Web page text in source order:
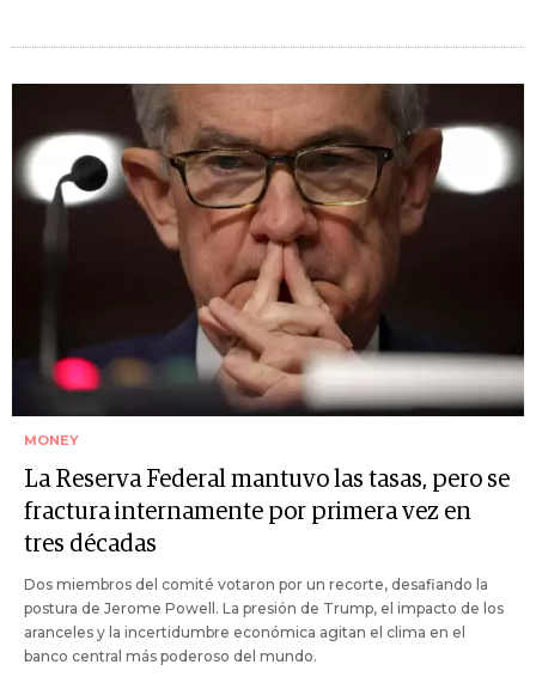
MONEY
La Reserva Federal mantuvo las tasas, pero se
fractura internamente por primera vez en
tres décadas
Dos miembros del comité votaron por un recorte, desafiando la
postura de Jerome Powell. La presión de Trump, el impacto de los
aranceles y la incertidumbre económica agitan el clima en el
banco central más poderoso del mundo.